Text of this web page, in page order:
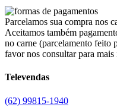
cadence
Cairu(7)
Canaã
Canaã
Carioca
Clarice
Parcelamos sua compra nos
Aceitamos também
no carne (parcelamento feito
favor nos consultar para mais
Televendas
(62) 99815-1940